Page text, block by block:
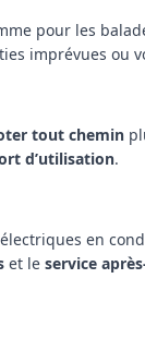
pour les
imprévues ou
tout chemin
d’utilisation.
en
et le service